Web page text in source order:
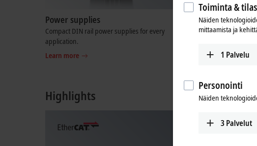
Power supplies
Compact DIN rail power supplies for every
application.
Learn more
I/O-specific
Complete, practice-
integrated.
Highlights
Toiminta &
Näiden
mittaamista ja
1 Palvelu
Personointi
Näiden
3 Palvelut